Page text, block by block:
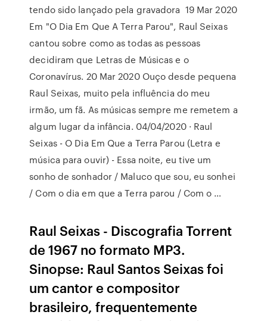
tendo sido lançado pela gravadora 19 Mar 2020
Em "O Dia Em Que A Terra Parou", Raul Seixas
cantou sobre como as todas as pessoas
decidiram que Letras de Músicas e o
Coronavírus. 20 Mar 2020 Ouço desde pequena
Raul Seixas, muito pela influência do meu
irmão, um fã. As músicas sempre me remetem a
algum lugar da infância. 04/04/2020 · Raul
Seixas - O Dia Em Que a Terra Parou (Letra e
música para ouvir) - Essa noite, eu tive um
sonho de sonhador / Maluco que sou, eu sonhei
/ Com o dia em que a Terra parou / Com o …
Raul Seixas - Discografia Torrent
de 1967 no formato MP3.
Sinopse: Raul Santos Seixas foi
um cantor e compositor
brasileiro, frequentemente